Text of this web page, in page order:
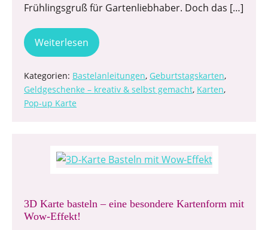
Frühlingsgruß für Gartenliebhaber. Doch das […]
Weiterlesen
Kategorien: Bastelanleitungen, Geburtstagskarten,
Geldgeschenke – kreativ & selbst gemacht, Karten,
Pop-up Karte
3D Karte basteln – eine besondere Kartenform mit
Wow-Effekt!